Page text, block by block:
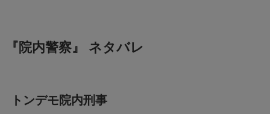
『院内警察』 ネタバレ
トンデモ院内刑事